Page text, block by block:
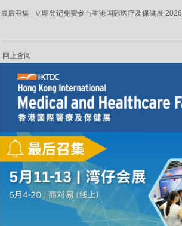
最后召集 | 立即登记免费参与香港国际医疗及保健展 2026
网上查阅